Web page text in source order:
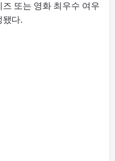
즈 또는 영화 최우수 여우
됐다.